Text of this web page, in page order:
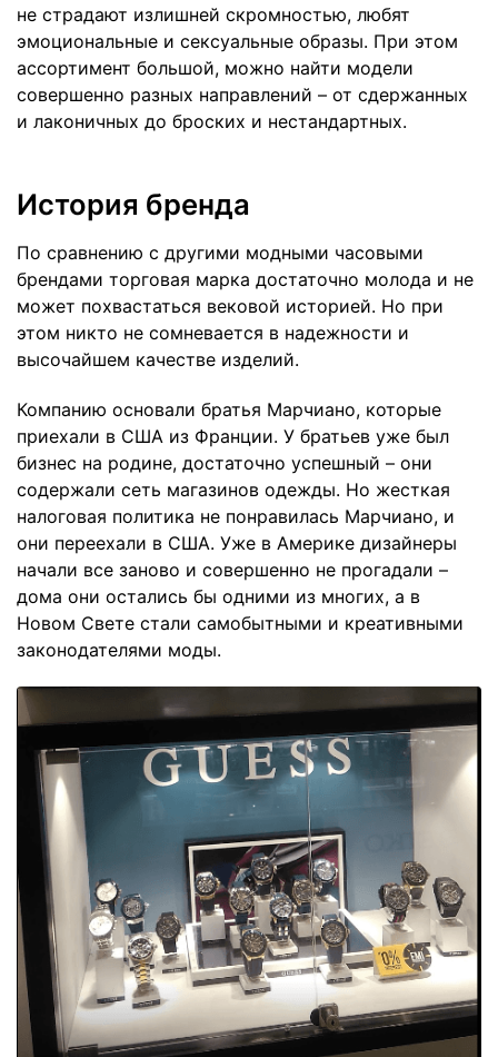
не страдают излишней скромностью, любят
эмоциональные и сексуальные образы. При этом
ассортимент большой, можно найти модели
совершенно разных направлений – от сдержанных
и лаконичных до броских и нестандартных.
История бренда
По сравнению с другими модными часовыми
брендами торговая марка достаточно молода и не
может похвастаться вековой историей. Но при
этом никто не сомневается в надежности и
высочайшем качестве изделий.
Компанию основали братья Марчиано, которые
приехали в США из Франции. У братьев уже был
бизнес на родине, достаточно успешный – они
содержали сеть магазинов одежды. Но жесткая
налоговая политика не понравилась Марчиано, и
они переехали в США. Уже в Америке дизайнеры
начали все заново и совершенно не прогадали –
дома они остались бы одними из многих, а в
Новом Свете стали самобытными и креативными
законодателями моды.